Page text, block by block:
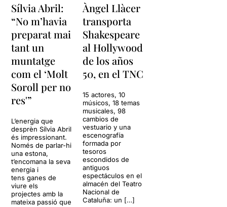
Sílvia Abril:
“No m’havia
preparat mai
tant un
muntatge
com el ‘Molt
Soroll per no
res'”
L’energia que
desprèn Sílvia Abril
és impressionant.
Només de parlar-hi
una estona,
t’encomana la seva
energia i
tens ganes de
viure els
projectes amb la
mateixa passió que
Àngel Llàcer
transporta
Shakespeare
al Hollywood
de los años
50, en el TNC
15 actores, 10
músicos, 18 temas
musicales, 98
cambios de
vestuario y una
escenografía
formada por
tesoros
escondidos de
antiguos
espectáculos en el
almacén del Teatro
Nacional de
Cataluña: un […]